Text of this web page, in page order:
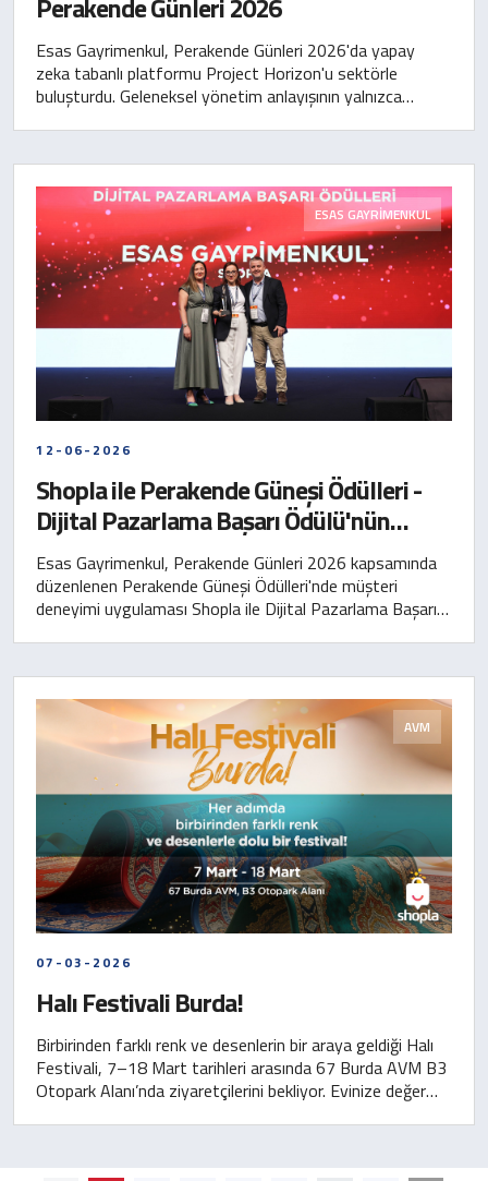
Esas Gayrimenkul, Perakende Günleri 2026'da yapay
zeka tabanlı platformu Project Horizon'u sektörle
buluşturdu. Geleneksel yönetim anlayışının yalnızca
vurgulayan Esas Gayrimenkul, yapay zekanın artık bir
trend değil rekabetin en temel zorunluluğu olduğunu
ortaya koydu.
ESAS GAYRİMENKUL
12-06-2026
Shopla ile Perakende Güneşi Ödülleri -
Dijital Pazarlama Başarı Ödülü'nün
sahibi olduk!
Esas Gayrimenkul, Perakende Günleri 2026 kapsamında
düzenlenen Perakende Güneşi Ödülleri'nde müşteri
deneyimi uygulaması Shopla ile Dijital Pazarlama Başarı
uygulaması olma unvanını da kazandı.
AVM
07-03-2026
Halı Festivali Burda!
Birbirinden farklı renk ve desenlerin bir araya geldiği Halı
Festivali, 7–18 Mart tarihleri arasında 67 Burda AVM B3
Otopark Alanı’nda ziyaretçilerini bekliyor. Evinize değer